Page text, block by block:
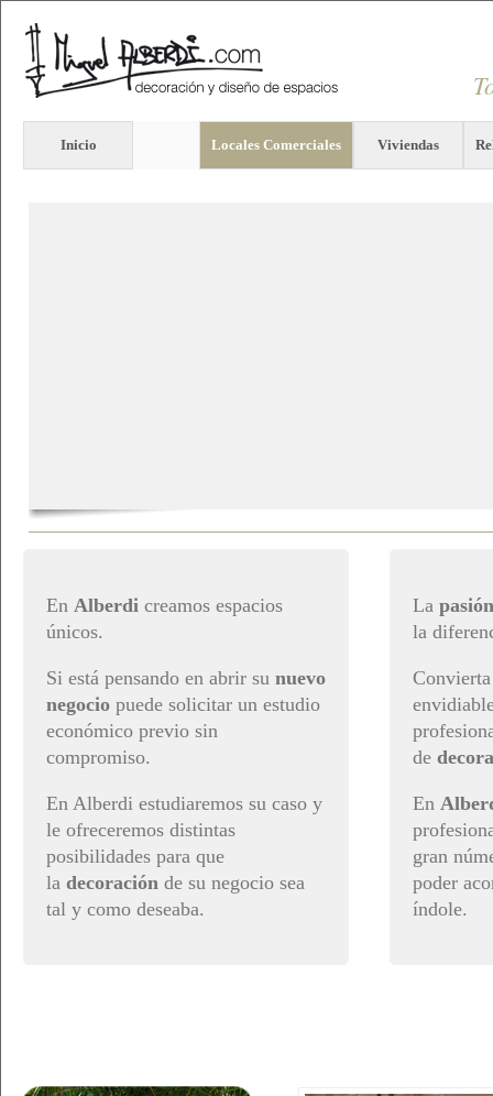
Inicio Locales Comerciales Viviendas
En Alberdi creamos espacios
únicos.
Si está pensando en abrir su nuevo
negocio puede solicitar un estudio
económico previo sin
compromiso.
En Alberdi estudiaremos su caso y
le ofreceremos distintas
posibilidades para que
la decoración de su negocio sea
tal y como deseaba.
La
la
de
En
gran
poder
índole.